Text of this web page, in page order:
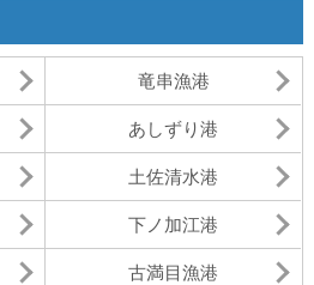
竜串漁港
あしずり港
土佐清水港
下ノ加江港
古満目漁港